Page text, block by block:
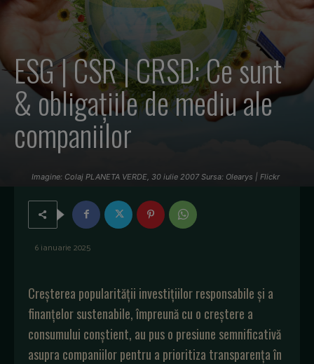
ESG | CSR | CRSD: Ce sunt
& obligațiile de mediu ale
companiilor
Imagine: Colaj PLANETA VERDE, 30 iulie 2007 Sursa: Olearys | Flickr
6 ianuarie 2025
Creșterea popularității investițiilor responsabile și a
finanțelor sustenabile, împreună cu o creștere a
consumului conștient, au pus o presiune semnificativă
asupra companiilor pentru a prioritiza transparența în